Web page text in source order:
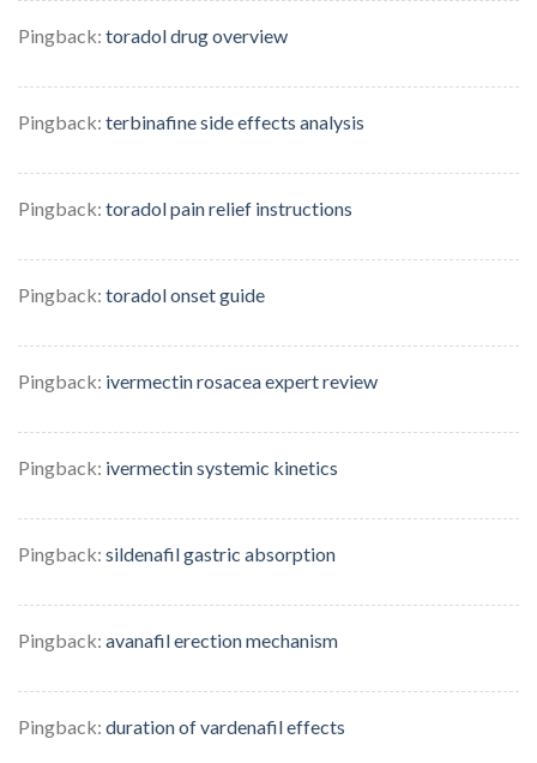
Pingback: toradol drug overview
Pingback: terbinafine side effects analysis
Pingback: toradol pain relief instructions
Pingback: toradol onset guide
Pingback: ivermectin rosacea expert review
Pingback: ivermectin systemic kinetics
Pingback: sildenafil gastric absorption
Pingback: avanafil erection mechanism
Pingback: duration of vardenafil effects